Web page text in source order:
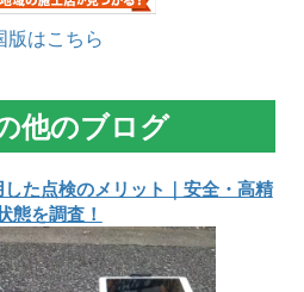
版はこちら
他のブログ
した点検のメリット｜安全・高精
態を調査！